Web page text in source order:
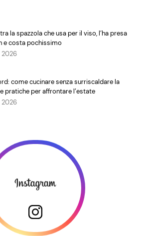
la spazzola che usa per il viso, l’ha presa
e costa pochissimo
2026
come cucinare senza surriscaldare la
pratiche per affrontare l’estate
2026